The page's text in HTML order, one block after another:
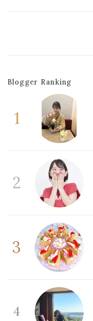
Blogger Ranking
1
2
3
4